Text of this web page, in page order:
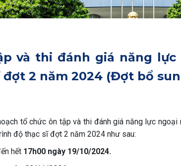
và thi đánh giá năng lực
2 năm 2024 (Đợt bổ
tổ chức ôn tập và thi đánh giá năng lực ngoại
độ thạc sĩ đợt 2 năm 2024 như sau:
hết 17h00 ngày 19/10/2024.